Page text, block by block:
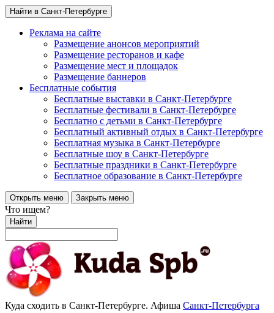
Найти в Санкт-Петербурге
Реклама на сайте
Размещение анонсов мероприятий
Размещение ресторанов и кафе
Размещение мест и площадок
Размещение баннеров
Бесплатные события
Бесплатные выставки в Санкт-Петербурге
Бесплатные фестивали в Санкт-Петербурге
Бесплатно с детьми в Санкт-Петербурге
Бесплатный активный отдых в Санкт-Петербурге
Бесплатная музыка в Санкт-Петербурге
Бесплатные шоу в Санкт-Петербурге
Бесплатные праздники в Санкт-Петербурге
Бесплатное образование в Санкт-Петербурге
Открыть меню Закрыть меню
Что ищем?
Найти
Куда сходить в Санкт-Петербурге. Афиша Санкт-Петербурга